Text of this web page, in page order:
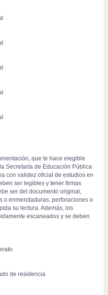
que te hace elegible
Secretaría de Educación Pública
con validez oficial de estudios en
ser legibles y tener firmas
ser del documento original,
o enmendaduras, perforaciones o
su lectura. Además, los
escaneados y se deben
de residencia